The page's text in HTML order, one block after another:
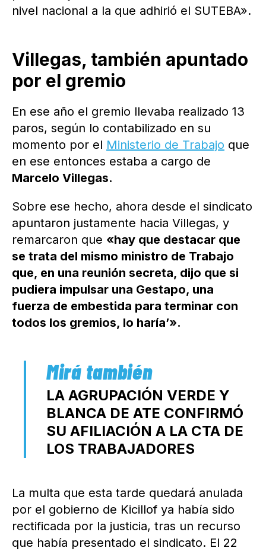
nivel nacional a la que adhirió el SUTEBA».
Villegas, también apuntado
por el gremio
En ese año el gremio llevaba realizado 13
paros, según lo contabilizado en su
momento por el Ministerio de Trabajo que
en ese entonces estaba a cargo de
Marcelo Villegas.
Sobre ese hecho, ahora desde el sindicato
apuntaron justamente hacia Villegas, y
remarcaron que «hay que destacar que
se trata del mismo ministro de Trabajo
que, en una reunión secreta, dijo que si
pudiera impulsar una Gestapo, una
fuerza de embestida para terminar con
todos los gremios, lo haría’».
LA AGRUPACIÓN VERDE Y
BLANCA DE ATE CONFIRMÓ
SU AFILIACIÓN A LA CTA DE
LOS TRABAJADORES
La multa que esta tarde quedará anulada
por el gobierno de Kicillof ya había sido
rectificada por la justicia, tras un recurso
que había presentado el sindicato. El 22